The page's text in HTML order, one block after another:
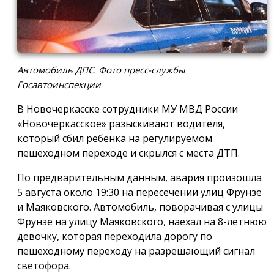
Автомобиль ДПС. Фото пресс-службы
Госавтоинспекции
В Новочеркасске сотрудники МУ МВД России
«Новочеркасское» разыскивают водителя,
который сбил ребёнка на регулируемом
пешеходном переходе и скрылся с места ДТП.
По предварительным данным, авария произошла
5 августа около 19:30 на пересечении улиц Фрунзе
и Маяковского. Автомобиль, поворачивая с улицы
Фрунзе на улицу Маяковского, наехал на 8-летнюю
девочку, которая переходила дорогу по
пешеходному переходу на разрешающий сигнал
светофора.